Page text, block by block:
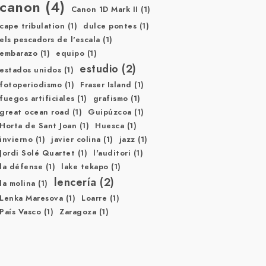
canon (4) Canon 1D Mark II (1)
cape tribulation (1) dulce pontes (1)
els pescadors de l'escala (1)
embarazo (1) equipo (1)
estados unidos (1) estudio (2)
fotoperiodismo (1) Fraser Island (1)
fuegos artificiales (1) grafismo (1)
great ocean road (1) Guipúzcoa (1)
Horta de Sant Joan (1) Huesca (1)
invierno (1) javier colina (1) jazz (1)
Jordi Solé Quartet (1) l'auditori (1)
la défense (1) lake tekapo (1)
la molina (1) lencería (2)
Lenka Maresova (1) Loarre (1)
País Vasco (1) Zaragoza (1)